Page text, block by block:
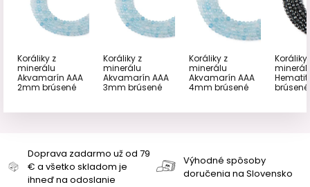
Koráliky z
minerálu
Akvamarín AAA
2mm brúsené
Koráliky z
minerálu
Akvamarín AAA
3mm brúsené
Koráliky z
minerálu
Akvamarín AAA
4mm brúsené
Koráliky
brúsené
Doprava zadarmo už od 79
€ a všetko skladom je
ihneď na odoslanie
Výhodné spôsoby
doručenia na Slovensko